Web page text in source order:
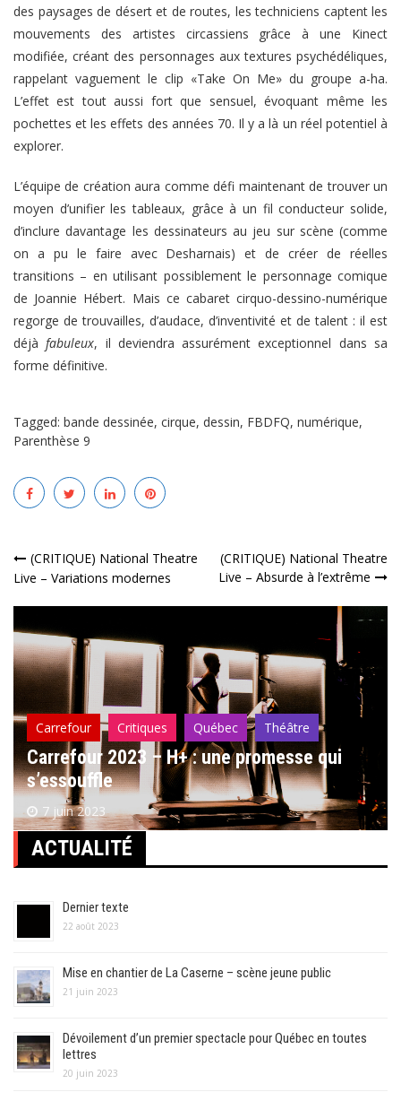
des paysages de désert et de routes, les techniciens captent les
mouvements des artistes circassiens grâce à une Kinect
modifiée, créant des personnages aux textures psychédéliques,
rappelant vaguement le clip «Take On Me» du groupe a-ha.
L’effet est tout aussi fort que sensuel, évoquant même les
pochettes et les effets des années 70. Il y a là un réel potentiel à
explorer.
L’équipe de création aura comme défi maintenant de trouver un
moyen d’unifier les tableaux, grâce à un fil conducteur solide,
d’inclure davantage les dessinateurs au jeu sur scène (comme
on a pu le faire avec Desharnais) et de créer de réelles
transitions – en utilisant possiblement le personnage comique
de Joannie Hébert. Mais ce cabaret cirquo-dessino-numérique
regorge de trouvailles, d’audace, d’inventivité et de talent : il est
déjàfabuleux, il deviendra assurément exceptionnel dans sa
forme définitive.
Tagged: bande dessinée, cirque, dessin, FBDFQ, numérique,
Parenthèse 9
Navigation
l’article
(CRITIQUE) National Theatre
Live – Variations modernes
(CRITIQUE) National Theatre
Live – Absurde à l’extrême
Carrefour Critiques Québec Théâtre
Carrefour 2023 – H+ : une promesse qui
s’essouffle
7 juin 2023
ACTUALITÉ
Dernier texte
22 août 2023
Mise en chantier de La Caserne – scène jeune public
21 juin 2023
Dévoilement d’un premier spectacle pour Québec en toutes
lettres
20 juin 2023